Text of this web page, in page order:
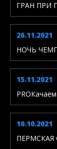
ГРАН ПРИ
26.11.2021
НОЧЬ
15.11.2021
10.10.2021
ПЕРМСКАЯ